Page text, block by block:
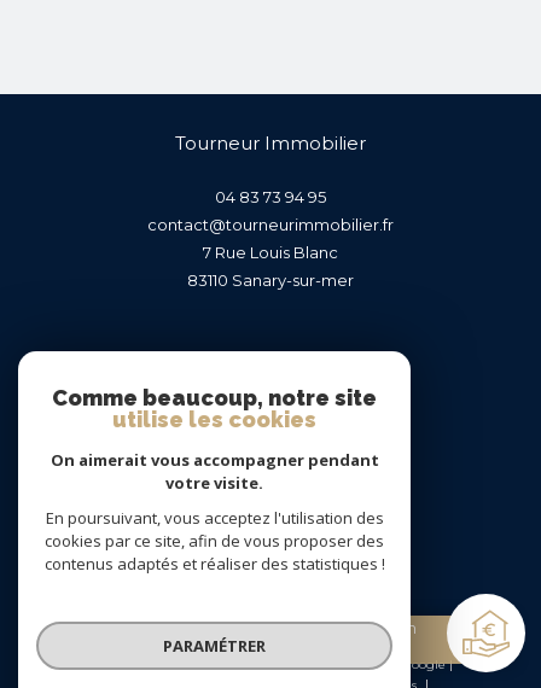
Tourneur Immobilier
04 83 73 94 95
contact@tourneurimmobilier.fr
7 Rue Louis Blanc
83110
sanary-sur-mer
Adhérents
© 2026 | Tous droits réservés | Traduction powered by Google |
Mentions légales
Estimation
gratuite
Comme beaucoup, notre site
utilise les cookies
On aimerait vous accompagner pendant
votre visite.
En poursuivant, vous acceptez l'utilisation des
cookies par ce site, afin de vous proposer des
contenus adaptés et réaliser des statistiques !
PARAMÉTRER